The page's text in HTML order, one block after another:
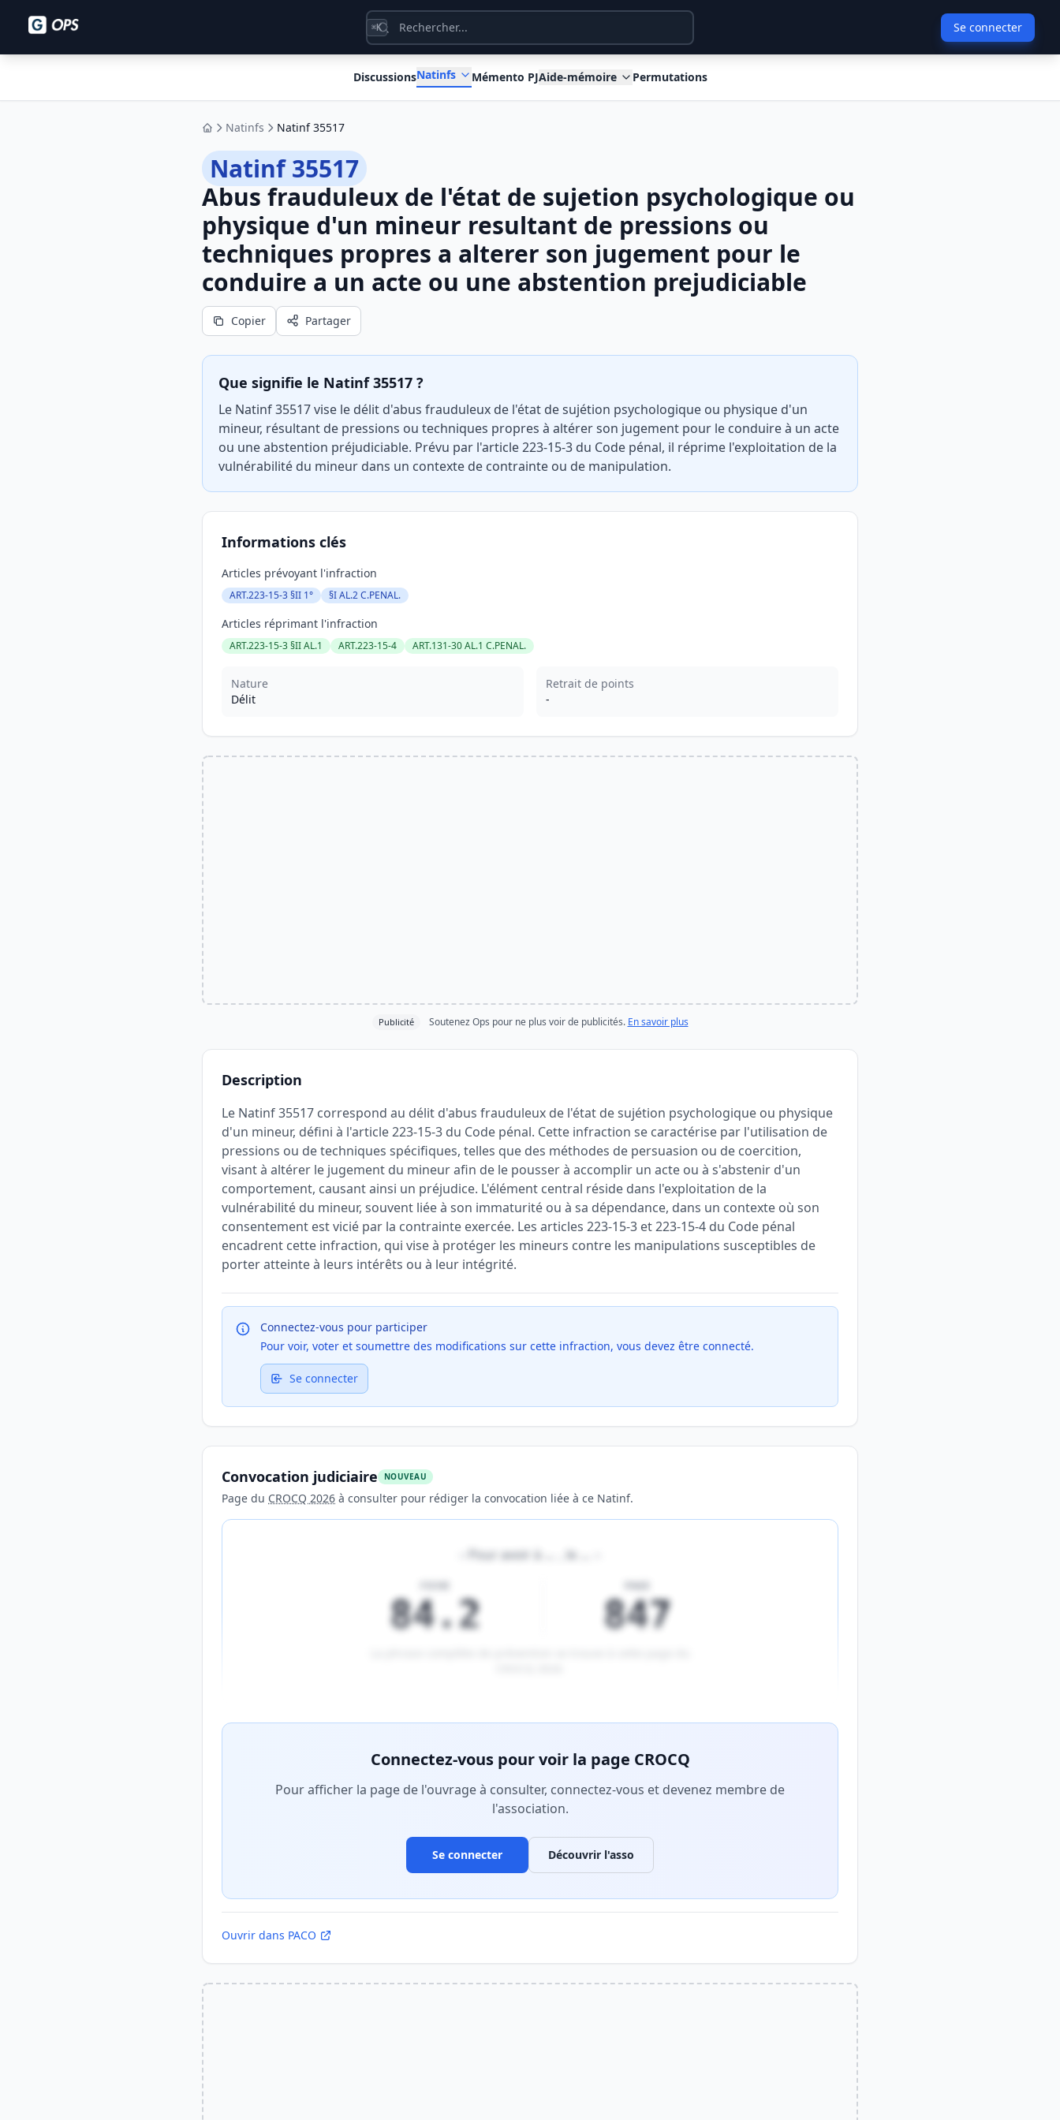
⌘K Se connecter
DiscussionsNatinfs Mémento PJAide-mémoire Permutations
AccueilNatinfs Natinf 35517
Natinf 35517
Abus frauduleux de l'état de sujetion psychologique ou
physique d'un mineur resultant de pressions ou
techniques propres a alterer son jugement pour le
conduire a un acte ou une abstention prejudiciable
Copier Partager
Que signifie le Natinf 35517 ?
Le Natinf 35517 vise le délit d'abus frauduleux de l'état de sujétion psychologique ou physique d'un
mineur, résultant de pressions ou techniques propres à altérer son jugement pour le conduire à un acte
ou une abstention préjudiciable. Prévu par l'article 223-15-3 du Code pénal, il réprime l'exploitation de la
vulnérabilité du mineur dans un contexte de contrainte ou de manipulation.
Informations clés
Articles prévoyant l'infraction
ART.223-15-3 §II 1° §I AL.2 C.PENAL.
Articles réprimant l'infraction
ART.223-15-3 §II AL.1 ART.223-15-4 ART.131-30 AL.1 C.PENAL.
Nature
Délit
Retrait de points
-
Publicité Soutenez Ops pour ne plus voir de publicités. En savoir plus
Description
Le Natinf 35517 correspond au délit d'abus frauduleux de l'état de sujétion psychologique ou physique
d'un mineur, défini à l'article 223-15-3 du Code pénal. Cette infraction se caractérise par l'utilisation de
pressions ou de techniques spécifiques, telles que des méthodes de persuasion ou de coercition,
visant à altérer le jugement du mineur afin de le pousser à accomplir un acte ou à s'abstenir d'un
comportement, causant ainsi un préjudice. L'élément central réside dans l'exploitation de la
vulnérabilité du mineur, souvent liée à son immaturité ou à sa dépendance, dans un contexte où son
consentement est vicié par la contrainte exercée. Les articles 223-15-3 et 223-15-4 du Code pénal
encadrent cette infraction, qui vise à protéger les mineurs contre les manipulations susceptibles de
porter atteinte à leurs intérêts ou à leur intégrité.
Connectez-vous pour participer
Pour voir, voter et soumettre des modifications sur cette infraction, vous devez être connecté.
Se connecter
Convocation judiciaire NOUVEAU
Page du CROCQ 2026 à consulter pour rédiger la convocation liée à ce Natinf.
Pour avoir à , le
84.2 847
Connectez-vous pour voir la page CROCQ
Pour afficher la page de l'ouvrage à consulter, connectez-vous et devenez membre de
l'association.
Se connecter Découvrir l'asso
Ouvrir dans PACO